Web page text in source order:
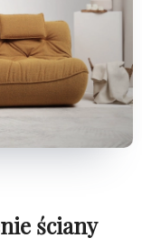
ściany